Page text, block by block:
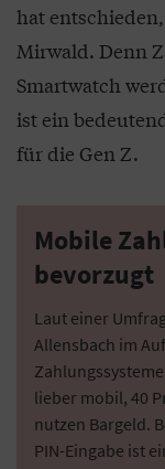
hat
Mirwald. Denn
Smartwatch
ist ein
für die Gen Z.
Mobile
bevorzugt
Laut einer
Allensbach im
lieber mobil, 40
nutzen Bargeld.
PIN-Eingabe ist